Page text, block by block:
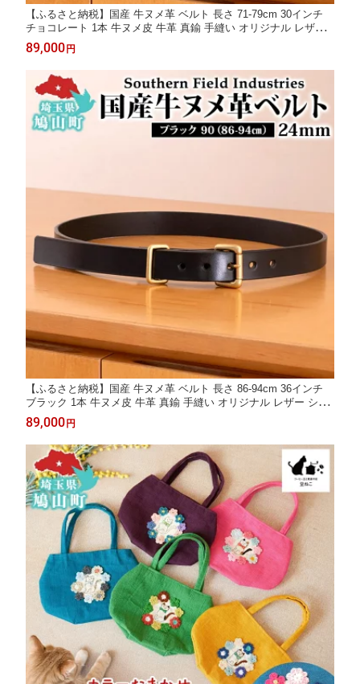
【ふるさと納税】国産 牛ヌメ革 ベルト 長さ 71-79cm 30インチ
チョコレート 1本 牛ヌメ皮 牛革 真鍮 手縫い オリジナル レザー
シンプル ハンドメイド 日本製 ギフト 贈り物 送料無料 埼玉県 鳩
山町
89,000 円
【ふるさと納税】国産 牛ヌメ革 ベルト 長さ 86-94cm 36インチ
ブラック 1本 牛ヌメ皮 牛革 真鍮 手縫い オリジナル レザー シン
プル ハンドメイド 日本製 ギフト 贈り物 送料無料 埼玉県 鳩山町
89,000 円